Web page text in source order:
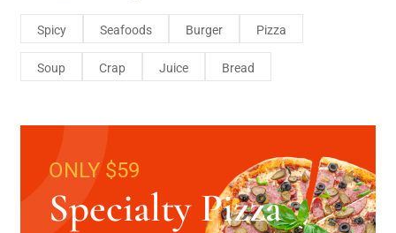
Spicy Seafoods Burger Pizza
Soup Crap Juice Bread
ONLY $59
Specialty Pizza